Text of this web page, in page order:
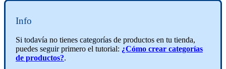
Info
Si todavía no tienes categorías de productos en tu tienda,
puedes seguir primero el tutorial: ¿Cómo crear categorías
de productos?.